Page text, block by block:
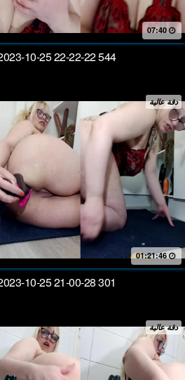
07:40
10-25 22-22-22 544
دقة عالية
01:21:46
10-25 21-00-28 301
دقة عالية